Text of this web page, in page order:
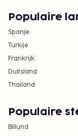
Populaire
Spanje
Turkije
Frankrijk
Duitsland
Thailand
Populaire
Billund